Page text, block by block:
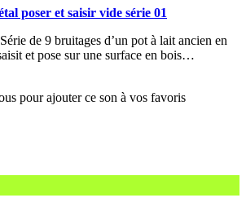
poser et saisir vide série 01
de 9 bruitages d’un pot à lait ancien en
et pose sur une surface en bois…